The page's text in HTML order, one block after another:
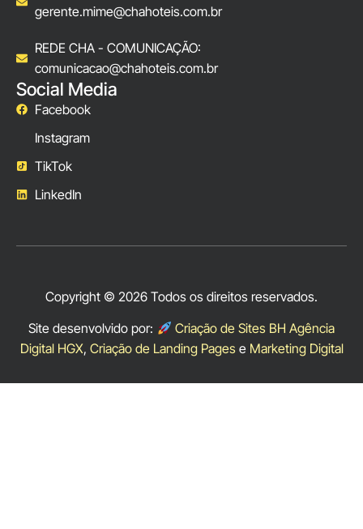
gerente.mime@chahoteis.com.br
REDE CHA - COMUNICAÇÃO:
comunicacao@chahoteis.com.br
Social Media
Facebook
Instagram
TikTok
LinkedIn
Copyright © 2026 Todos os direitos reservados.
Site desenvolvido por:
Criação de Sites BH Agência
Digital HGX, Criação de Landing Pagese Marketing Digital